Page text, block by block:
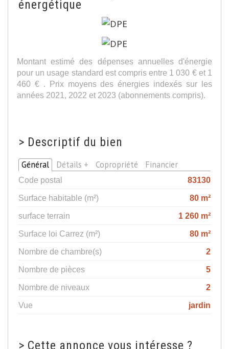
énergétique
Montant estimé des dépenses annuelles d'énergie
pour un usage standard est compris entre 1 030 € et 1
460 € . Prix moyens des énergies indexés sur les
années 2021, 2022 et 2023 (abonnements compris).
> Descriptif du bien
Général Détails + Copropriété Financier
Code postal
83130
Surface habitable (m²)
80 m²
surface terrain
1 260 m²
Surface loi Carrez (m²)
80 m²
Nombre de chambre(s)
2
Nombre de pièces
5
Nombre de niveaux
2
Vue
jardin
> Cette annonce vous intéresse ?